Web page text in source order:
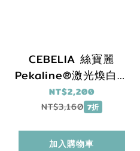
CEBELIA 絲寶麗
Pekaline®激光煥白精
華 30ml｜淡斑精華推
薦
NT$2,200
NT$3,160 7折
加入購物車